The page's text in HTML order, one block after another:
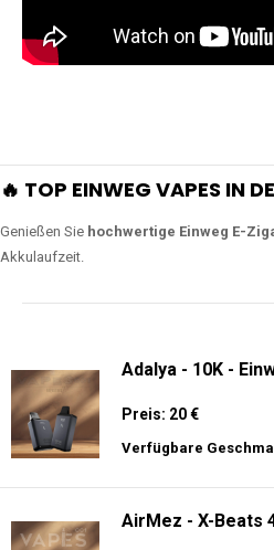
🔥 TOP EINWEG VAPES IN
Genießen Sie hochwertige Einweg E-
Akkulaufzeit.
Adalya - 10K -
Preis: 20 €
Verfügbare
AirMez - X-Beats